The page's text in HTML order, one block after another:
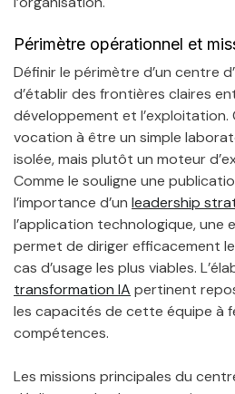
Périmètre opérationnel et
Définir le périmètre d’un centre
d’établir des frontières claires
développement et
vocation à être un simple
isolée, mais plutôt un moteur
Comme le souligne une
l’importance d’un leadership
l’application technologique, une
permet de diriger efficacement
cas d’usage les plus viables.
transformation IA pertinent
les capacités de cette équipe à
compétences.
Les missions principales du